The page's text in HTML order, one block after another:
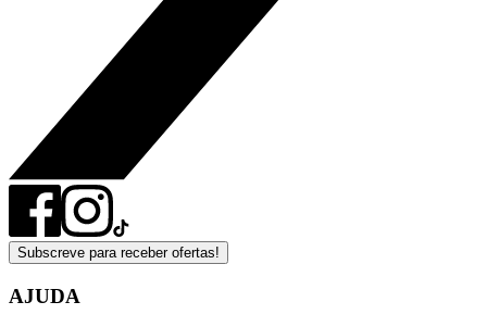
Subscreve para receber ofertas!
AJUDA